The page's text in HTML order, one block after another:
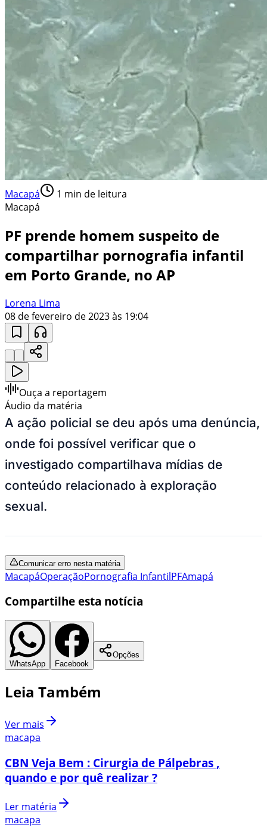
Macapá 1 min de leitura
Macapá
PF prende homem suspeito de
compartilhar pornografia infantil
em Porto Grande, no AP
Lorena Lima
08 de fevereiro de 2023 às 19:04
Ouça a reportagem
Áudio da matéria
A ação policial se deu após uma denúncia,
onde foi possível verificar que o
investigado compartilhava mídias de
conteúdo relacionado à exploração
sexual.
Comunicar erro nesta matéria
MacapáOperaçãoPornografia InfantilPFAmapá
Compartilhe esta notícia
WhatsApp Facebook
Opções
Leia Também
Ver mais
macapa
CBN Veja Bem : Cirurgia de Pálpebras ,
quando e por quê realizar ?
Ler matéria
macapa